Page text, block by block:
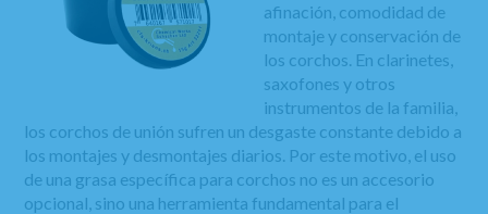
afinación, comodidad de
montaje y conservación de
los corchos. En clarinetes,
saxofones y otros
instrumentos de la familia,
los corchos de unión sufren un desgaste constante debido a
los montajes y desmontajes diarios. Por este motivo, el uso
de una grasa específica para corchos no es un accesorio
opcional, sino una herramienta fundamental para el